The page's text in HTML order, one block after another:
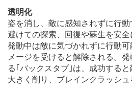
透明化
姿を消し、敵に感知されずに行
避けての探索、回復や蘇生を安全
発動中は敵に気づかれずに行動
メージを受けると解除される。
る｢バックスタブ｣は、成功する
大きく削り、ブレインクラッシュ